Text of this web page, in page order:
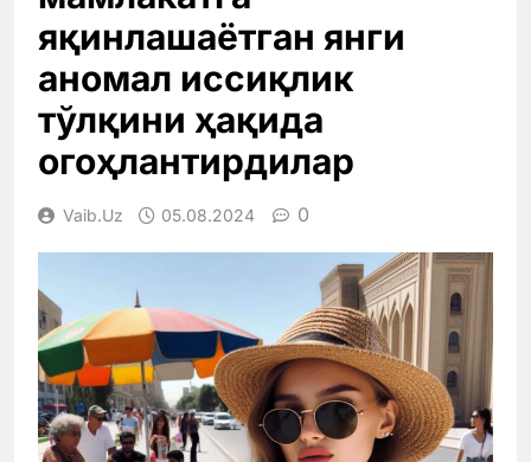
яқинлашаётган янги
аномал иссиқлик
тўлқини ҳақида
огоҳлантирдилар
Vaib.uz 05.08.2024 0